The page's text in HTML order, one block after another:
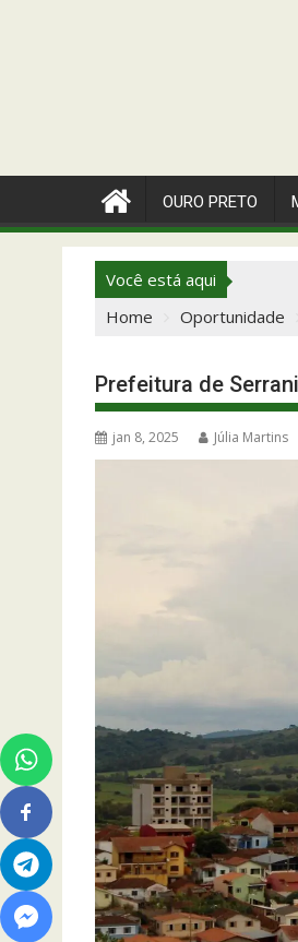
OURO PRETO
Você está aqui
Home
Oportunidade
Prefeitura de
jan 8, 2025 Júlia Martins